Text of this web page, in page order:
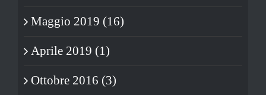
Maggio 2019 (16)
Aprile 2019 (1)
Ottobre 2016 (3)